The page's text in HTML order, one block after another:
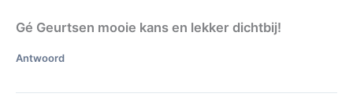
Gé Geurtsen mooie kans en lekker dichtbij!
Antwoord